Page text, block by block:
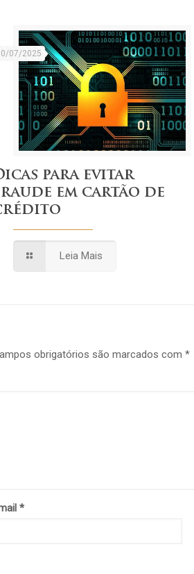
07/2025
para evitar
em cartão de
Leia Mais
obrigatórios são marcados com*
*